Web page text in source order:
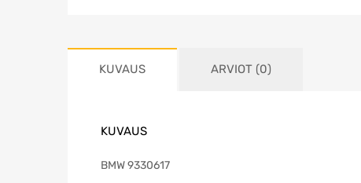
KUVAUS ARVIOT (0)
KUVAUS
BMW 9330617